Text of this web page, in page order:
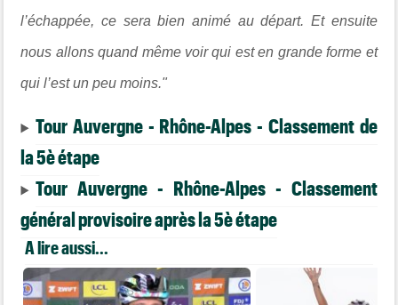
l’échappée, ce sera bien animé au départ. Et ensuite
nous allons quand même voir qui est en grande forme et
qui l’est un peu moins."
Tour Auvergne - Rhône-Alpes - Classement de
la 5è étape
Tour Auvergne - Rhône-Alpes - Classement
général provisoire après la 5è étape
A lire aussi...